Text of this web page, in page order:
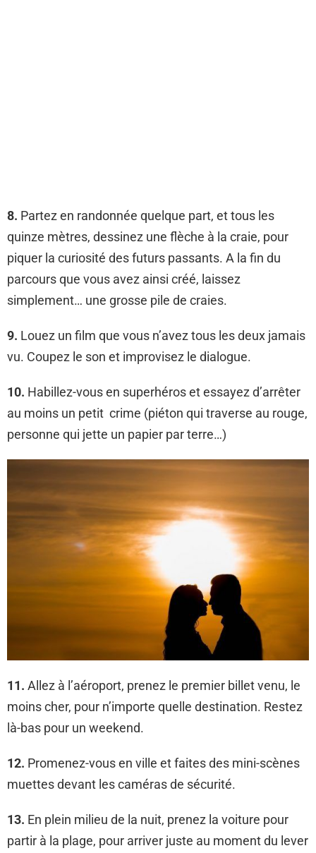
8. Partez en randonnée quelque part, et tous les
quinze mètres, dessinez une flèche à la craie, pour
piquer la curiosité des futurs passants. A la fin du
parcours que vous avez ainsi créé, laissez
simplement… une grosse pile de craies.
9. Louez un film que vous n’avez tous les deux jamais
vu. Coupez le son et improvisez le dialogue.
10. Habillez-vous en superhéros et essayez d’arrêter
au moins un petit crime (piéton qui traverse au rouge,
personne qui jette un papier par terre…)
11. Allez à l’aéroport, prenez le premier billet venu, le
moins cher, pour n’importe quelle destination. Restez
là-bas pour un weekend.
12. Promenez-vous en ville et faites des mini-scènes
muettes devant les caméras de sécurité.
13. En plein milieu de la nuit, prenez la voiture pour
partir à la plage, pour arriver juste au moment du lever